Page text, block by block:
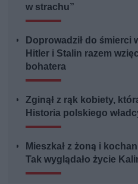
w strachu”
Doprowadził do śmierci
Hitler i Stalin razem
bohatera
Zginął z rąk kobiety,
Historia polskiego
Mieszkał z żoną i
Tak wyglądało życie